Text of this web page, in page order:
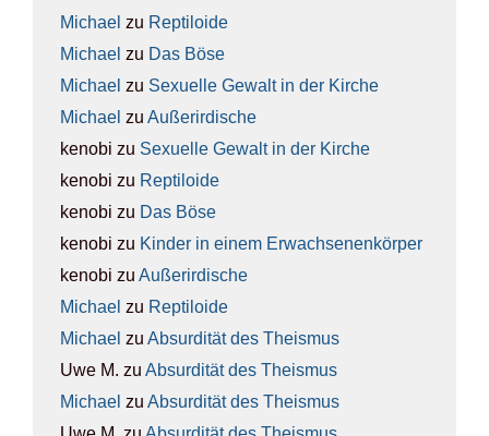
Michael zu Rep­ti­lo­ide
Michael zu Das Böse
Michael zu Sexu­el­le Gewalt in der Kir­che
Michael zu Außer­ir­di­sche
kenobi zu Sexu­el­le Gewalt in der Kir­che
kenobi zu Rep­ti­lo­ide
kenobi zu Das Böse
kenobi zu Kin­der in einem Erwach­se­nen­kör­per
kenobi zu Außer­ir­di­sche
Michael zu Rep­ti­lo­ide
Michael zu Absur­di­tät des The­is­mus
Uwe M. zu Absur­di­tät des The­is­mus
Michael zu Absur­di­tät des The­is­mus